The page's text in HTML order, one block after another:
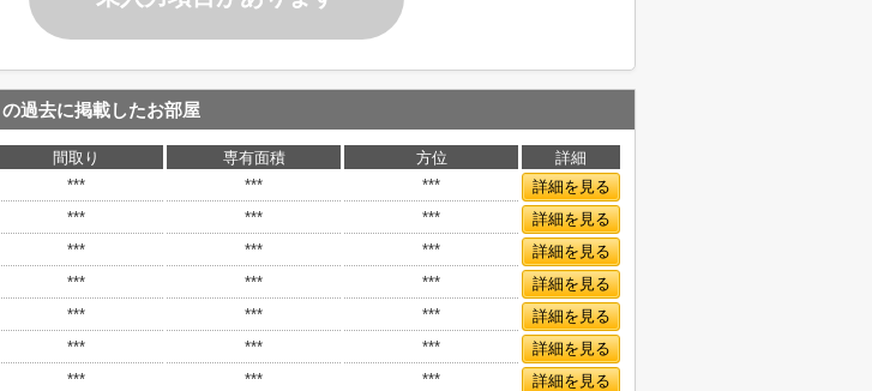
の過去に掲載したお部屋
間取り 専有面積 方位
詳細
*** *** ***
詳細を見る
*** *** ***
詳細を見る
*** *** ***
詳細を見る
*** *** ***
詳細を見る
*** *** ***
詳細を見る
*** *** ***
詳細を見る
*** *** ***
詳細を見る